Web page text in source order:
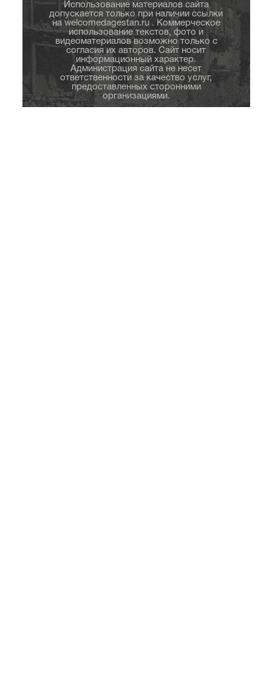
Использование материалов сайта
допускается только при наличии ссылки
на welcomedagestan.ru . Коммерческое
использование текстов, фото и
видеоматериалов возможно только с
согласия их авторов. Сайт носит
информационный характер.
Администрация сайта не несет
ответственности за качество услуг,
предоставленных сторонними
организациями.